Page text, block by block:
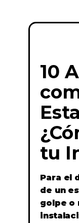
10
tu
Para el
de un
golpe o